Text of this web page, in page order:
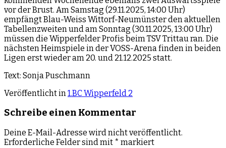
vor der Brust. Am Samstag (29.11.2025, 14:00 Uhr)
empfängt Blau-Weiss Wittorf-Neumünster den aktuellen
Tabellenzweiten und am Sonntag (30.11.2025, 13:00 Uhr)
müssen die Wipperfelder Profis beim TSV Trittau ran. Die
nächsten Heimspiele in der VOSS-Arena finden in beiden
Ligen erst wieder am 20. und 21.12.2025 statt.
Text: Sonja Puschmann
Veröffentlicht in 1.BC Wipperfeld 2
Schreibe einen Kommentar
Deine E-Mail-Adresse wird nicht veröffentlicht.
Erforderliche Felder sind mit * markiert